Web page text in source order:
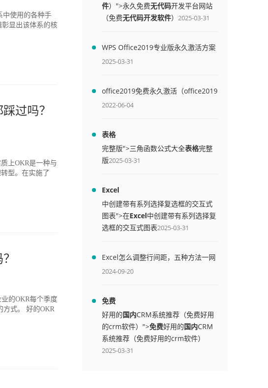
中使用的各种手
彰显出该体系的核
过吗？
上OKR是一种与
型。在实施了
的OKR每个季度
方式。 好的OKR
件）">永久免费无代码开发平台网站
（免费无代码开发软件） 2025-03-31
WPS Office2019专业版永久激活方案
(附终身授权序列号)
2025-03-31
office2019免费永久激活（office2019
免费永久激活码）
2022-06-04
表格
完整版">三角函数公式大全表格完整
版2025-03-31
Excel
中创建带有系列选择复选框的交互式
图表">在Excel中创建带有系列选择复
选框的交互式图表2025-03-31
Excel怎么调整行间距，五种方法一网
打尽
2024-09-20
免费
好用的国内CRM系统推荐（免费好用
的crm软件）">免费好用的国内CRM
系统推荐（免费好用的crm软件）
2025-03-31